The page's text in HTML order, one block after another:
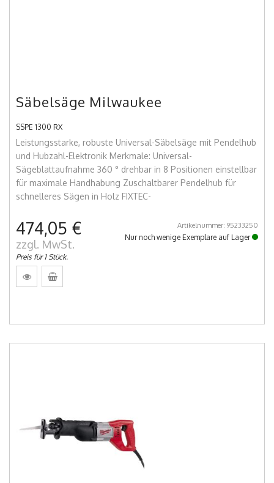
Säbelsäge Milwaukee
SSPE 1300 RX
Leistungsstarke, robuste Universal-Säbelsäge mit Pendelhub
und Hubzahl-Elektronik Merkmale: Universal-
Sägeblattaufnahme 360 ° drehbar in 8 Positionen einstellbar
für maximale Handhabung Zuschaltbarer Pendelhub für
schnelleres Sägen in Holz FIXTEC-
474,05 €
zzgl. MwSt.
Preis für 1 Stück.
Artikelnummer: 95233250
Nur noch wenige Exemplare auf Lager